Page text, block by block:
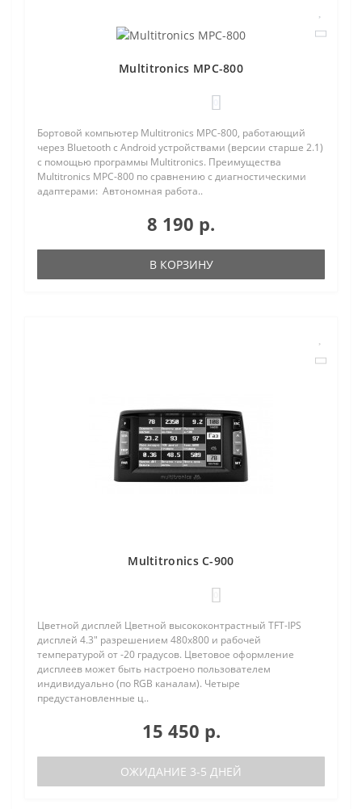
Multitronics MPC-800
Бортовой компьютер Multitronics MPC-800, работающий
через Bluetooth с Android устройствами (версии старше 2.1)
с помощью программы Multitronics. Преимущества
Multitronics MPC-800 по сравнению с диагностическими
адаптерами: Автономная работа..
8 190 р.
В КОРЗИНУ
Multitronics C-900
Цветной дисплей Цветной высококонтрастный TFT-IPS
дисплей 4.3" разрешением 480х800 и рабочей
температурой от -20 градусов. Цветовое оформление
дисплеев может быть настроено пользователем
индивидуально (по RGB каналам). Четыре
предустановленные ц..
15 450 р.
ОЖИДАНИЕ 3-5 ДНЕЙ